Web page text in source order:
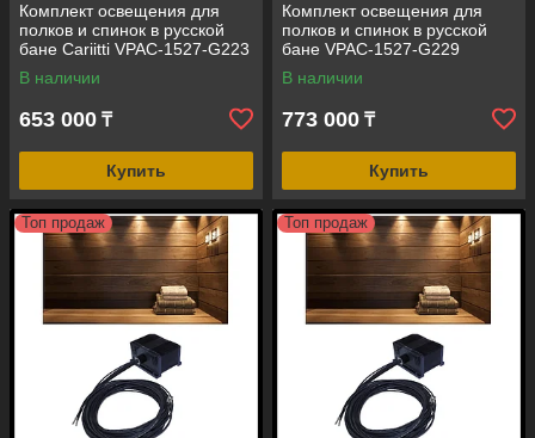
Комплект освещения для
полков и спинок в русской
бане Cariitti VPAC-1527-G223
(стекловолокно,22+1 точка,16
Вт)
В наличии
653 000 ₸
Купить
Комплект освещения для
полков и спинок в русской
бане VPAC-1527-G229
(cтекловолокно, 28+1 точка,
16 Вт)
В наличии
773 000 ₸
Купить
Топ продаж Топ продаж